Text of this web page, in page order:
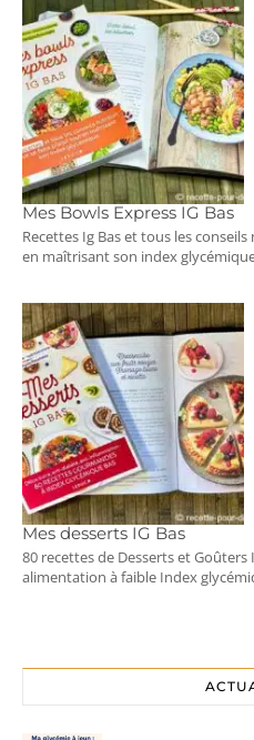
Mes Bowls Express IG Bas
Recettes Ig Bas et tous les
en maîtrisant son index
Mes desserts IG Bas
80 recettes de Desserts et
alimentation à faible Index